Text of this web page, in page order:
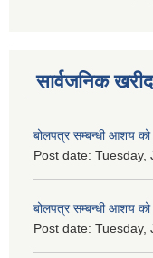
सार्वजनिक
बोलपत्र सम्बन्धी आशय
Post date: Tuesday,
बोलपत्र सम्बन्धी आशय को
Post date: Tuesday,